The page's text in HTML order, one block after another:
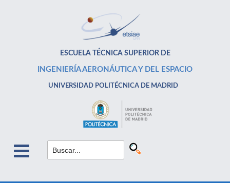
ESCUELA TÉCNICA SUPERIOR DE
INGENIERÍA AERONÁUTICA Y DEL ESPACIO
UNIVERSIDAD POLITÉCNICA DE MADRID